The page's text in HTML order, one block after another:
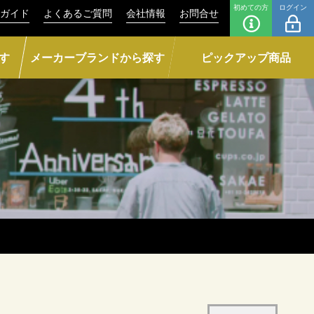
イド よくあるご質問 会社情報 お問合せ 初めての方 ログイン
メーカーブランドから探す ピックアップ商品